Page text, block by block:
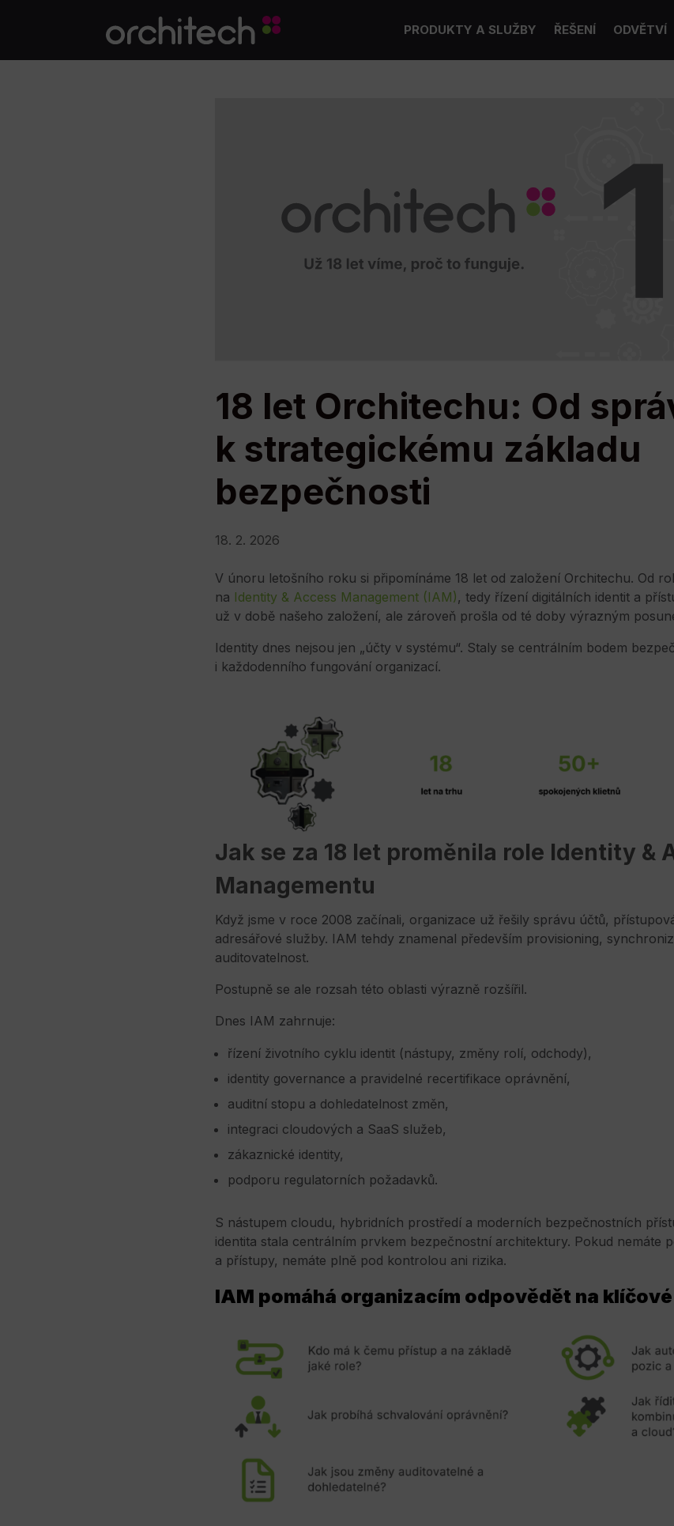
PRODUKTY A SLUŽBY ŘEŠENÍ ODVĚTVÍ
18 let Orchitechu: Od
k strategickému základu
bezpečnosti
18. 2. 2026
V únoru letošního roku si připomínáme 18 let od založení Orchitechu. Od
na Identity & Access Management (IAM), tedy řízení digitálních identit a
už v době našeho založení, ale zároveň prošla od té doby výrazným
Identity dnes nejsou jen „účty v systému“. Staly se centrálním bodem
i každodenního fungování organizací.
Jak se za 18 let proměnila role Identity &
Managementu
Když jsme v roce 2008 začínali, organizace už řešily správu účtů,
adresářové služby. IAM tehdy znamenal především provisioning,
auditovatelnost.
Postupně se ale rozsah této oblasti výrazně rozšířil.
Dnes IAM zahrnuje:
řízení životního cyklu identit (nástupy, změny rolí, odchody),
identity governance a pravidelné recertifikace oprávnění,
auditní stopu a dohledatelnost změn,
integraci cloudových a SaaS služeb,
zákaznické identity,
podporu regulatorních požadavků.
S nástupem cloudu, hybridních prostředí a moderních bezpečnostních
identita stala centrálním prvkem bezpečnostní architektury. Pokud nemáte
a přístupy, nemáte plně pod kontrolou ani rizika.
IAM pomáhá organizacím odpovědět na